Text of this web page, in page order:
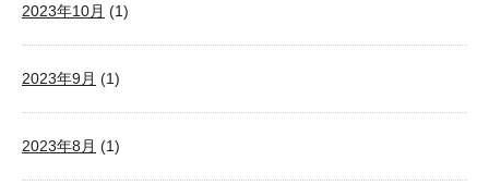
2023年10月 (1)
2023年9月 (1)
2023年8月 (1)